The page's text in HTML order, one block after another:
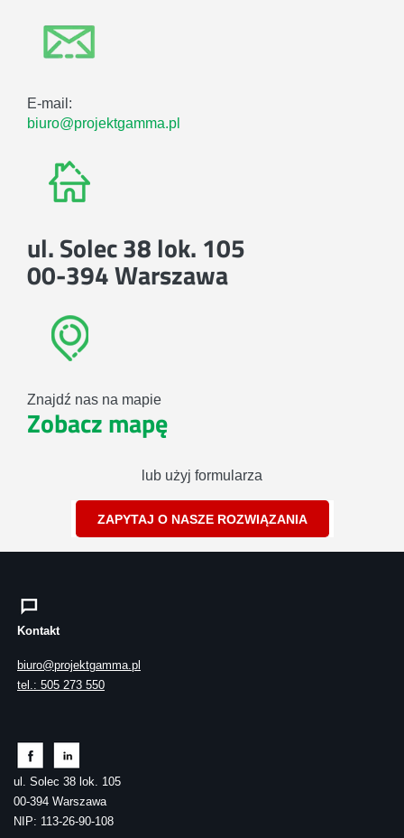
E-mail:
biuro@projektgamma.pl
ul. Solec 38 lok. 105
00-394 Warszawa
Znajdź nas na mapie
Zobacz mapę
lub użyj formularza
ZAPYTAJ O NASZE ROZWIĄZANIA
Kontakt
biuro@projektgamma.pl
tel.: 505 273 550
ul. Solec 38 lok. 105
00-394 Warszawa
NIP: 113-26-90-108